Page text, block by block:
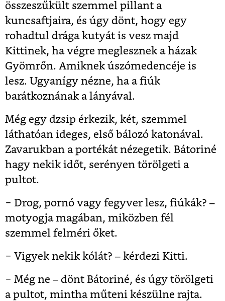
összeszűkült szemmel pillant a
kuncsaftjaira, és úgy dönt, hogy egy
rohadtul drága kutyát is vesz majd
Kittinek, ha végre meglesznek a házak
Gyömrőn. Amiknek úszómedencéje is
lesz. Ugyanígy nézne, ha a fiúk
barátkoznának a lányával.
Még egy dzsip érkezik, két, szemmel
láthatóan ideges, első bálozó katonával.
Zavarukban a portékát nézegetik. Bátoriné
hagy nekik időt, serényen törölgeti a
pultot.
− Drog, pornó vagy fegyver lesz, fiúkák? –
motyogja magában, miközben fél
szemmel felméri őket.
− Vigyek nekik kólát? – kérdezi Kitti.
− Még ne – dönt Bátoriné, és úgy törölgeti
a pultot, mintha műteni készülne rajta.